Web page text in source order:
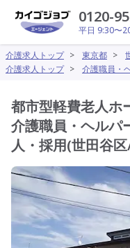
0120-
平日 9:30〜
介護求人トップ > 東京都 >
介護求人トップ > 介護職員・
都市型軽費老人ホ
介護職員・ヘルパ
人・採用(世田谷